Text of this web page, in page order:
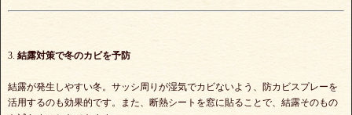
3. 結露対策で冬のカビを予防
結露が発生しやすい冬。サッシ周りが湿気でカビないよう、防カビスプレーを
活用するのも効果的です。また、断熱シートを窓に貼ることで、結露そのもの